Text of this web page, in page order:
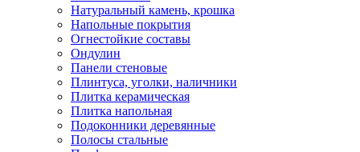
Натуральный камень, крошка
Напольные покрытия
Огнестойкие составы
Ондулин
Панели стеновые
Плинтуса, уголки, наличники
Плитка керамическая
Плитка напольная
Подоконники деревянные
Полосы стальные